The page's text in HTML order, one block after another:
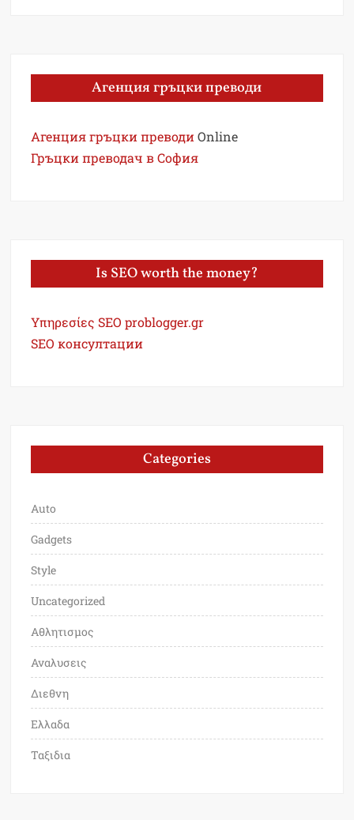
Агенция гръцки преводи
Агенция гръцки преводи Online
Гръцки преводач в София
Is SEO worth the money?
Υπηρεσίες SEO problogger.gr
SEO консултации
Categories
Auto
Gadgets
Style
Uncategorized
Αθλητισμος
Αναλυσεις
Διεθνη
Ελλαδα
Ταξιδια